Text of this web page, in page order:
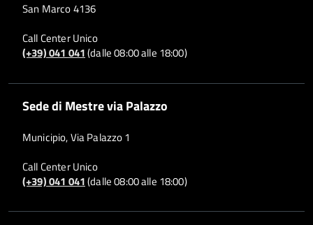
San Marco 4136
Call Center Unico
(+39) 041 041(dalle 08:00 alle 18:00)
Sede di Mestre via Palazzo
Municipio, Via Palazzo 1
Call Center Unico
(+39) 041 041(dalle 08:00 alle 18:00)